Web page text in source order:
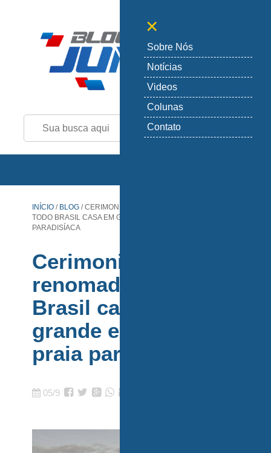
×
Sobre Nós
Notícias
Videos
Colunas
Contato
INÍCIO / BLOG /CERIMONIALISTA RENOMADO POR
TODO BRASIL CASA EM GRANDE ESTILO EM PRAIA
PARADISÍACA
Cerimonialista
renomado por todo
Brasil casa em
grande estilo em
praia paradisíaca
05/9